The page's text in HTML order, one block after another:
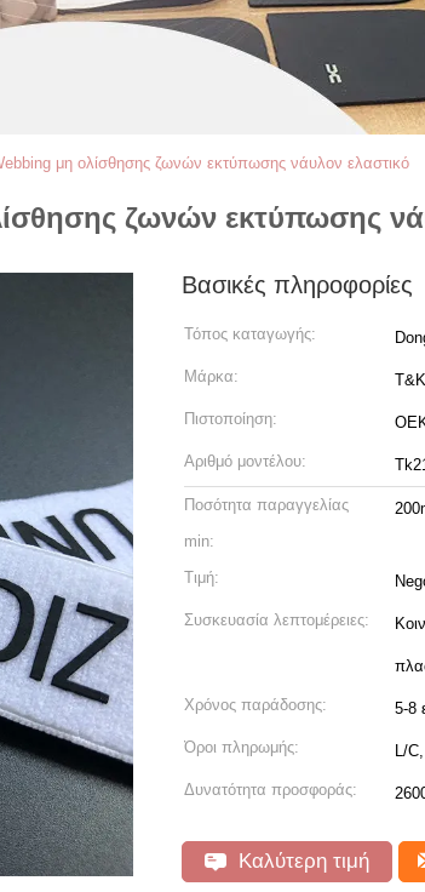
μη ολίσθησης ζωνών εκτύπωσης νάυλον ελαστικό
ζωνών εκτύπωσης
Βασικές πληροφορίες
Τόπος καταγωγής:
Μάρκα: T&K
Πιστοποίηση:
Αριθμό μοντέλου:
Ποσότητα παραγγελίας
min:
Τιμή:
Συσκευασία λεπτομέρειες:
Χρόνος παράδοσης: 5-8
Όροι πληρωμής: L/
Δυνατότητα προσφοράς:
Καλύτερη τιμή